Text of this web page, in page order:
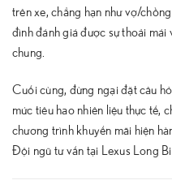
trên xe, chẳng hạn như vợ/
đình đánh giá được sự thoải mái
chung.
Cuối cùng, đừng ngại đặt câu
mức tiêu hao nhiên liệu thực tế,
chương trình khuyến mãi hiện
Đội ngũ tư vấn tại Lexus Long